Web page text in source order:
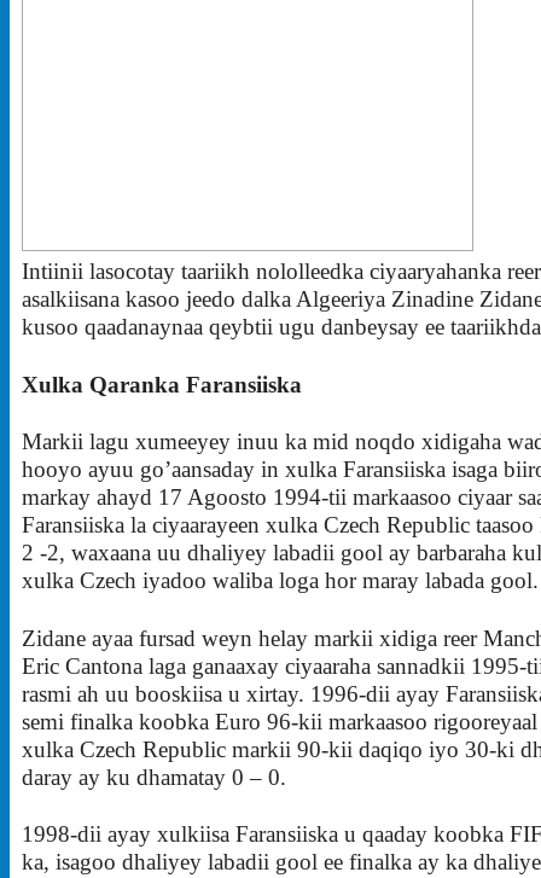
Intiinii lasocotay taariikh nololleedka ciyaaryahanka reer
asalkiisana kasoo jeedo dalka Algeeriya Zinadine
kusoo qaadanaynaa qeybtii ugu danbeysay ee
Xulka Qaranka Faransiiska
Markii lagu xumeeyey inuu ka mid noqdo xidigaha
hooyo ayuu go’aansaday in xulka Faransiiska isaga
markay ahayd 17 Agoosto 1994-tii markaasoo ciyaar
Faransiiska la ciyaarayeen xulka Czech Republic
2 -2, waxaana uu dhaliyey labadii gool ay barbaraha
xulka Czech iyadoo waliba loga hor maray labada gool.
Zidane ayaa fursad weyn helay markii xidiga reer
Eric Cantona laga ganaaxay ciyaaraha sannadkii 1995-
rasmi ah uu booskiisa u xirtay. 1996-dii ayay
semi finalka koobka Euro 96-kii markaasoo
xulka Czech Republic markii 90-kii daqiqo iyo 30-ki
daray ay ku dhamatay 0 – 0.
1998-dii ayay xulkiisa Faransiiska u qaaday koobka
ka, isagoo dhaliyey labadii gool ee finalka ay ka